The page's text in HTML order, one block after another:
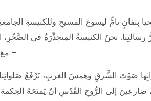
بِتفانٍ تامٍّ ليسوعَ المسيحِ وللكنيسةِ
نحنُ الكنيسةُ المتجذِّرَةُ في الصَّخْرِ،
– معَ
صَوْتَ الشَّرقِ وهمسَ الغربِ، نَرْفَعُ صَلواتِنا
ضارعينَ إلى الرُّوحِ القُدُسِ أنْ يَمنَحَهُ